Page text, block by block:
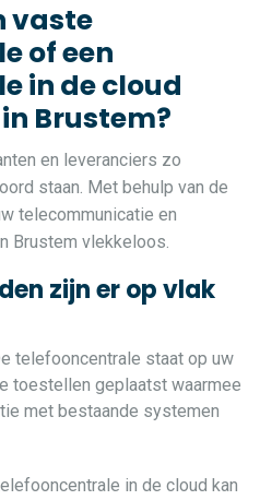
vaste
of een
in de cloud
Brustem?
en leveranciers zo
staan. Met behulp van de
telecommunicatie en
Brustem vlekkeloos.
zijn er op vlak
telefooncentrale staat op uw
toestellen geplaatst waarmee
met bestaande systemen
in de cloud kan